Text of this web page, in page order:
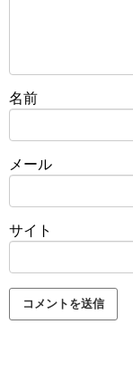
名前
メール
サイト